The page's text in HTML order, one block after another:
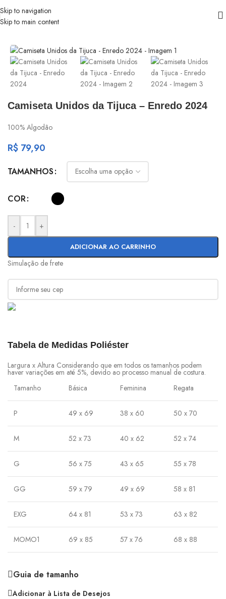
Skip to navigation
Skip to main content
Início/Unidos da Tijuca
Camiseta Unidos da Tijuca – Enredo 2024
100% Algodão
R$ 79,90
TAMANHOS
COR
- +
ADICIONAR AO CARRINHO
Simulação de frete
Tabela de Medidas Poliéster
Largura x Altura Considerando que em todos os tamanhos podem
haver variações em até 5%, devido ao processo manual de costura.
Tamanho
Básica Feminina Regata
P 49 x 69 38 x 60 50 x 70
M 52 x 73 40 x 62 52 x 74
G 56 x 75 43 x 65 55 x 78
GG 59 x 79 49 x 69 58 x 81
EXG 64 x 81 53 x 73 63 x 82
MOMO1 69 x 85 57 x 76 68 x 88
Guia de tamanho
Adicionar à Lista de Desejos